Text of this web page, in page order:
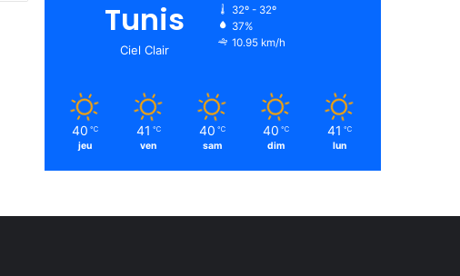
Tunis
Ciel Clair
32º - 32º
37%
10.95 km/h
40 ℃
jeu
41 ℃
ven
40 ℃
sam
40 ℃
dim
41 ℃
lun